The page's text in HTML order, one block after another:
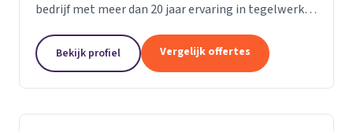
bedrijf met meer dan 20 jaar ervaring in tegelwerk.
Bekijk profiel Vergelijk offertes